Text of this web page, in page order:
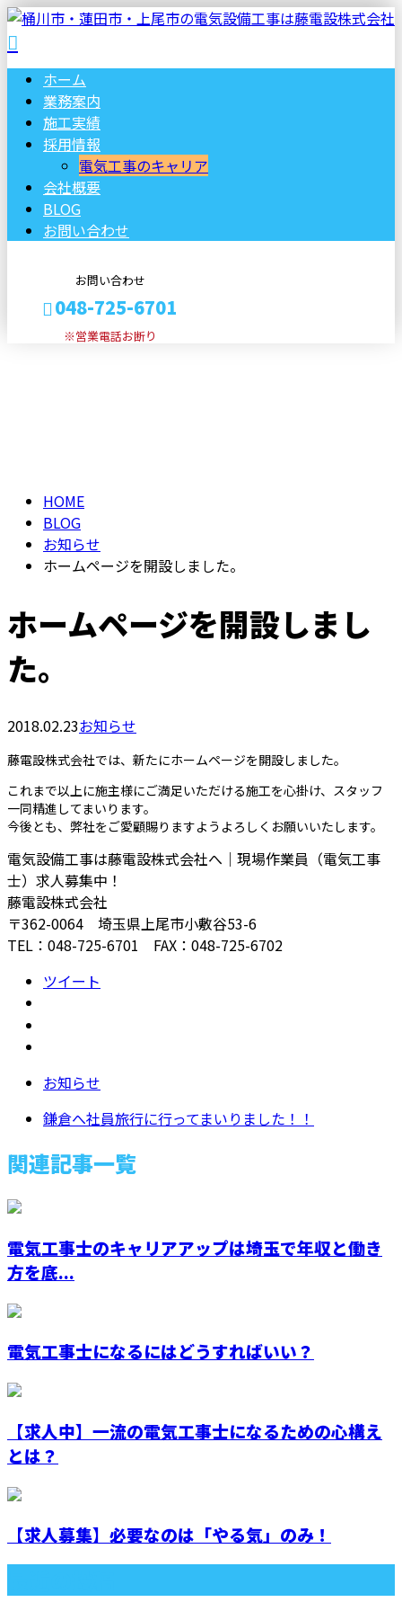
ホーム
業務案内
施工実績
採用情報
電気工事のキャリア
会社概要
BLOG
お問い合わせ
お問い合わせ
048-725-6701
※営業電話お断り
HOME
BLOG
お知らせ
ホームページを開設しました。
ホームページを開設しまし
た。
2018.02.23お知らせ
藤電設株式会社では、新たにホームページを開設しました。
これまで以上に施主様にご満足いただける施工を心掛け、スタッフ
一同精進してまいります。
今後とも、弊社をご愛顧賜りますようよろしくお願いいたします。
電気設備工事は藤電設株式会社へ｜現場作業員（電気工事
士）求人募集中！
藤電設株式会社
〒362-0064 埼玉県上尾市小敷谷53-6
TEL：048-725-6701 FAX：048-725-6702
ツイート
お知らせ
鎌倉へ社員旅行に行ってまいりました！！
関連記事一覧
電気工事士のキャリアアップは埼玉で年収と働き
方を底...
電気工事士になるにはどうすればいい？
【求人中】一流の電気工事士になるための心構え
とは？
【求人募集】必要なのは「やる気」のみ！